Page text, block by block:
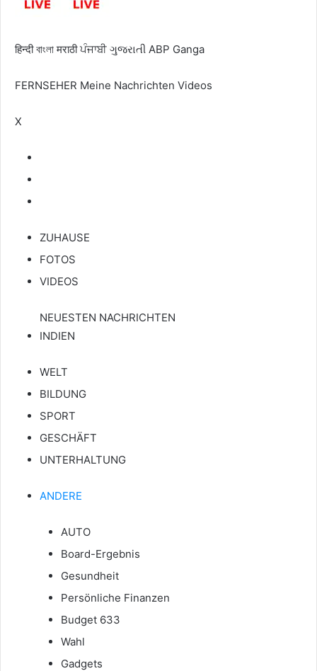
हिन्दीবাংলাमराठीਪੰਜਾਬੀ ગુજરાતી ABP Ganga
FERNSEHER Meine Nachrichten Videos
X
ZUHAUSE
FOTOS
VIDEOS
NEUESTEN NACHRICHTEN
INDIEN
WELT
BILDUNG
SPORT
GESCHÄFT
UNTERHALTUNG
ANDERE
AUTO
Board-Ergebnis
Gesundheit
Persönliche Finanzen
Budget 633
Wahl
Gadgets